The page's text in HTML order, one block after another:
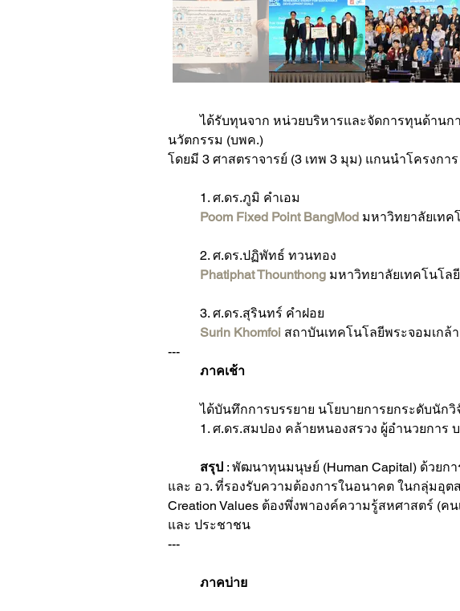
	ได้รับทุนจาก หน่วยบริหารและจัดการทุนด้านการพัฒนากำลังคน และทุนด้านการพัฒนาสถาบันอุดมศึกษา การวิจัยและการสร้าง
นวัตกรรม (บพค.)
โดยมี 3 ศาสตราจารย์ (3 เทพ 3 มุม) แกนนำโครงกา
	1. ศ.ดร.ภูมิ คำเอม
Poom Fixed Point BangMod มหาวิทยาลัยเทค
	2. ศ.ดร.ปฏิพัทธ์ ทวนทอง
Phatiphat Thounthong มหาวิทยาลัยเทคโนโล
	3. ศ.ดร.สุรินทร์ คำฝอย
Surin Khomfoi สถาบันเทคโนโลยีพระจอมเกล้
---
	ภาคเช้า
ได้บันทึกการบรรยาย นโยบายการยกระดับนั
1. ศ.ดร.สมปอง คล้ายหนองสรวง ผู้อำนวยการ
สรุป : พัฒนาทุนมนุษย์ (Human Capital) ด้วยก
และ อว. ที่รองรับความต้องการในอนาคต ในกลุ่มอุตส
Creation Values ต้องพึ่งพาองค์ความรู้สหศาสตร์ (
และ ประชาชน
---
	ภาคบ่าย